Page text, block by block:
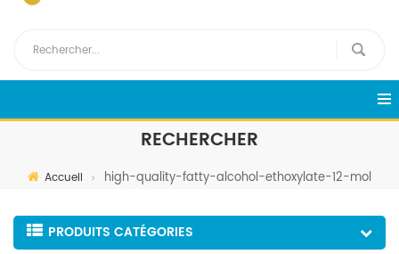
RECHERCHER
Accueil high-quality-fatty-alcohol-ethoxylate-12-mol
PRODUITS CATÉGORIES